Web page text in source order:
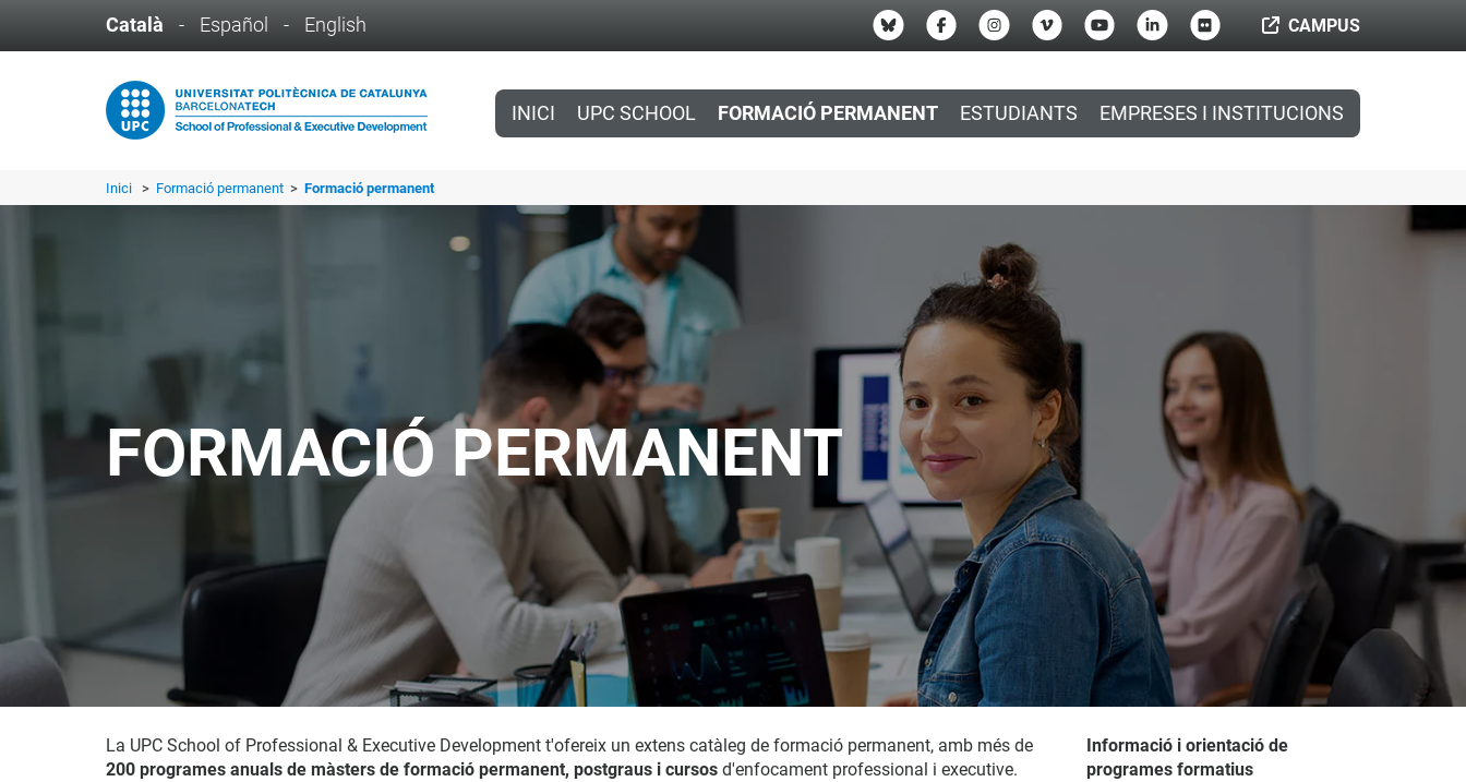
Català - Español - English CAMPUS
INICI UPC SCHOOL FORMACIÓ PERMANENT ESTUDIANTS EMPRESES I INSTITUCIONS
Inici > Formació permanent > Formació permanent
FORMACIÓ PERMANENT
La UPC School of Professional & Executive Development t'ofereix un extens catàleg de formació permanent, amb més de
200 programes anuals de màsters de formació permanent, postgraus i cursos d'enfocament professional i executive.
Informació i orientació de
programes formatius